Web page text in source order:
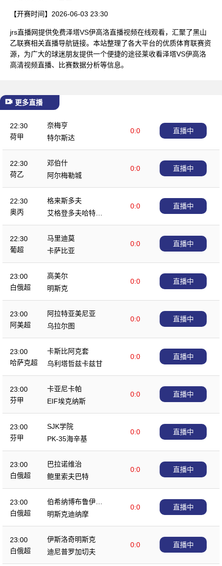
【开赛时间】 2026-06-03 23:30
jrs直播网提供免费泽塔VS伊高洛直播视频在线观看，汇聚了黑山
乙联赛相关直播导航链接。本站整理了各大平台的优质体育联赛资
源，为广大的球迷朋友提供一个便捷的途径莱收看泽塔VS伊高洛
高清视频直播、比赛数据分析等信息。
更多直播
22:30
荷甲
奈梅亨
0:0
特尔斯达
直播中
22:30
荷乙
邓伯什
0:0
阿尔梅勒城
直播中
22:30
奥丙
格来斯多夫
0:0
艾格登多夫哈特伯
格
直播中
22:30
葡超
马里迪莫
0:0
卡萨比亚
直播中
23:00
白俄超
高美尔
0:0
明斯克
直播中
23:00
阿美超
阿拉特亚美尼亚
0:0
乌拉尔图
直播中
23:00
哈萨克超
卡斯比阿克套
0:0
乌利塔哲兹卡兹甘
直播中
23:00
芬甲
卡亚尼卡帕
0:0
EIF埃克纳斯
直播中
23:00
芬甲
SJK学院
0:0
PK-35海辛基
直播中
23:00
白俄超
巴拉诺维治
0:0
鲍里索夫巴特
直播中
23:00
白俄超
伯希纳博布鲁伊斯
克
0:0
明斯克迪纳摩
直播中
23:00
白俄超
伊斯洛奇明斯克
0:0
迪尼普罗加切夫
直播中